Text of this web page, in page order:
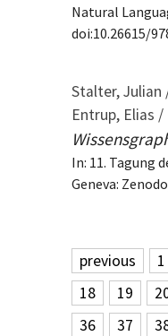
Natural
doi:10.26615/
Stalter, Julian
Entrup, Elias
In: 11. Tagung
Geneva:
previous 1
18
19
36
37